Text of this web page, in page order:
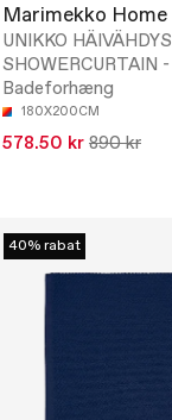
Marimekko Home
UNIKKO HÄIVÄHDYS
SHOWERCURTAIN -
Badeforhæng
180X200CM
578.50 kr 890 kr
40% rabat